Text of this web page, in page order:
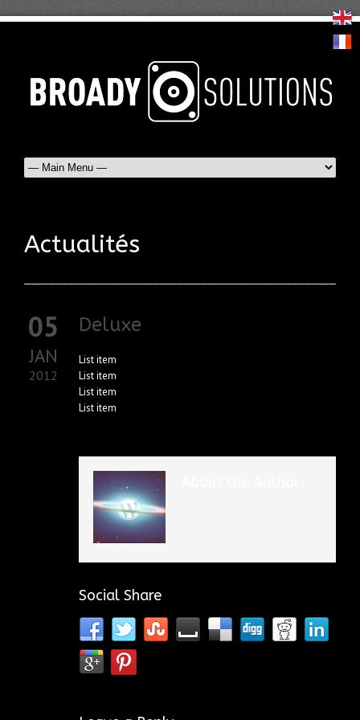
Actualités
05
JAN
2012
Deluxe
List item
List item
List item
List item
Social Share